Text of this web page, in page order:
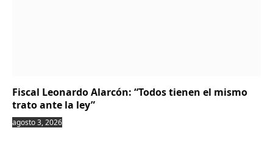
Fiscal Leonardo Alarcón: “Todos tienen el mismo
trato ante la ley”
agosto 3, 2026